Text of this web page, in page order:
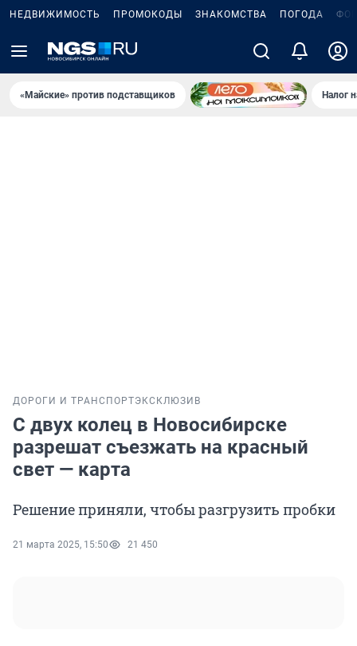
НЕДВИЖИМОСТЬ ПРОМОКОДЫ ЗНАКОМСТВА ПОГОДА
«Майские» против подставщиков Налог
ДОРОГИ И ТРАНСПОРТЭКСКЛЮЗИВ
С двух колец в Новосибирске
разрешат съезжать на красный
свет — карта
Решение приняли, чтобы разгрузить пробки
21 марта 2025, 15:50 21 450